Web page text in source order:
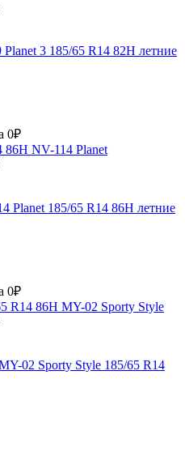
3 185/65 R14 82H летние
0₽
185/65 R14 86H летние
0₽
02 Sporty Style 185/65 R14